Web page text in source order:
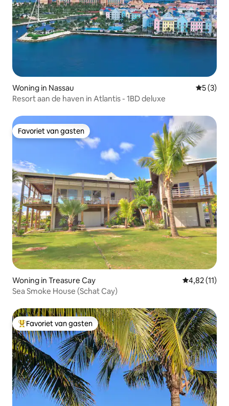
Woning in Nassau
5 (3)
Resort aan de haven in Atlantis - 1BD deluxe
Favoriet van gasten
Favoriet van gasten
Woning in Treasure Cay Gemiddelde
4,82 (11)
Sea Smoke House (Schat Cay)
Topfavoriet van gasten
Favoriet van gasten